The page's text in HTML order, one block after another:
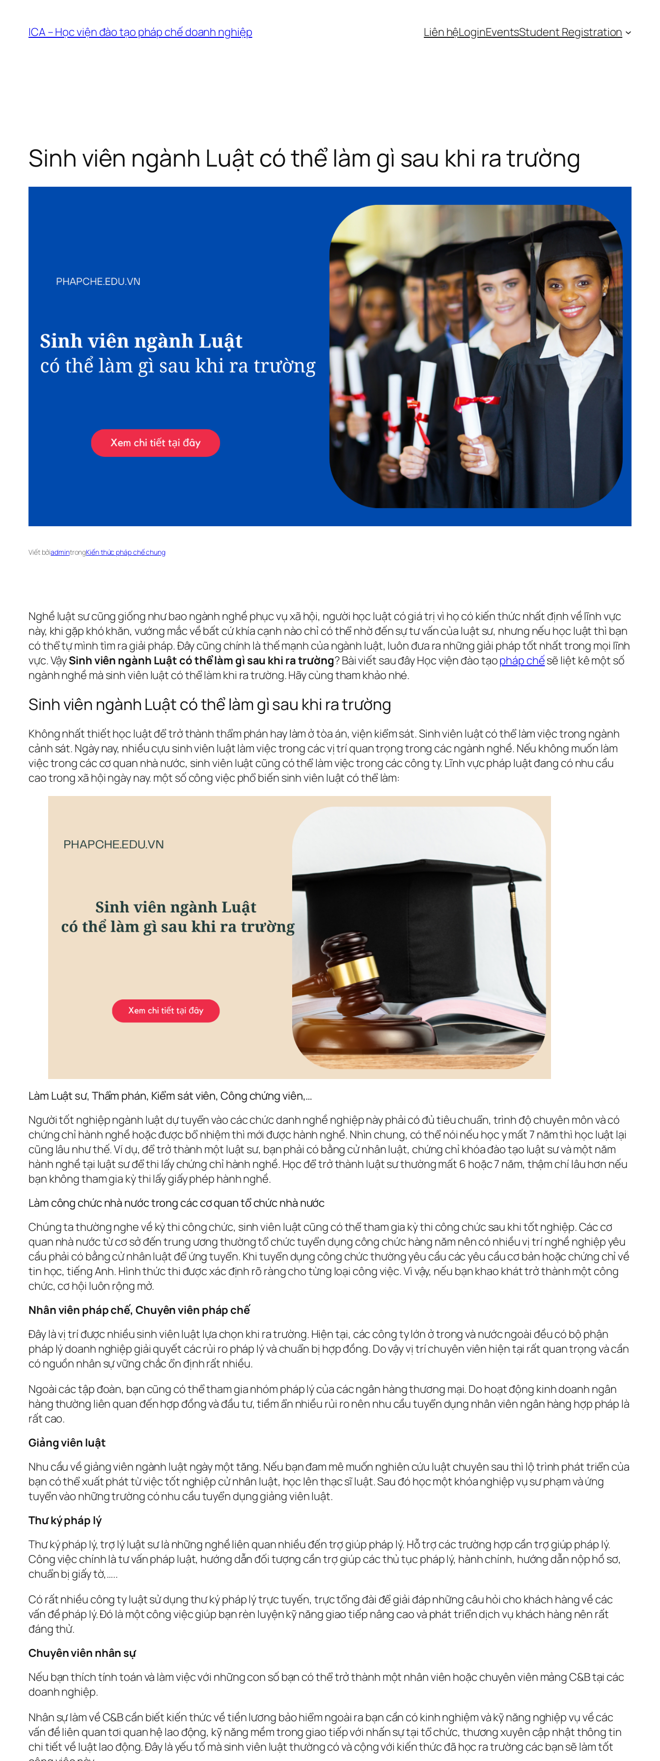
ICA – Học viện đào tạo pháp chế doanh nghiệp Liên hệLoginEventsStudent Registration
Sinh viên ngành Luật có thể làm gì sau khi ra trường
Viết bởiadmintrongKiến thức pháp chế chung
Nghề luật sư cũng giống như bao ngành nghề phục vụ xã hội, người học luật có giá trị vì họ có kiến ​​thức nhất định về lĩnh vực
này, khi gặp khó khăn, vướng mắc về bất cứ khía cạnh nào chỉ có thể nhờ đến sự tư vấn của luật sư, nhưng nếu học luật thì bạn
có thể tự mình tìm ra giải pháp. Đây cũng chính là thế mạnh của ngành luật, luôn đưa ra những giải pháp tốt nhất trong mọi lĩnh
vực. VậySinh viên ngành Luật có thể làm gì sau khi ra trường? Bài viết sau đây Học viện đào tạopháp chếsẽ liệt kê một số
ngành nghề mà sinh viên luật có thể làm khi ra trường. Hãy cùng tham khảo nhé.
Sinh viên ngành Luật có thể làm gì sau khi ra trường
Không nhất thiết học luật để trở thành thẩm phán hay làm ở tòa án, viện kiểm sát. Sinh viên luật có thể làm việc trong ngành
cảnh sát. Ngày nay, nhiều cựu sinh viên luật làm việc trong các vị trí quan trọng trong các ngành nghề. Nếu không muốn làm
việc trong các cơ quan nhà nước, sinh viên luật cũng có thể làm việc trong các công ty. Lĩnh vực pháp luật đang có nhu cầu
cao trong xã hội ngày nay. một số công việc phổ biến sinh viên luật có thể làm:
Làm Luật sư, Thẩm phán, Kiểm sát viên, Công chứng viên,…
Người tốt nghiệp ngành luật dự tuyển vào các chức danh nghề nghiệp này phải có đủ tiêu chuẩn, trình độ chuyên môn và có
chứng chỉ hành nghề hoặc được bổ nhiệm thì mới được hành nghề. Nhìn chung, có thể nói nếu học y mất 7 năm thì học luật lại
cũng lâu như thế. Ví dụ, để trở thành một luật sư, bạn phải có bằng cử nhân luật, chứng chỉ khóa đào tạo luật sư và một năm
hành nghề tại luật sư để thi lấy chứng chỉ hành nghề. Học để trở thành luật sư thường mất 6 hoặc 7 năm, thậm chí lâu hơn nếu
bạn không tham gia kỳ thi lấy giấy phép hành nghề.
Làm công chức nhà nước trong các cơ quan tổ chức nhà nước
Chúng ta thường nghe về kỳ thi công chức, sinh viên luật cũng có thể tham gia kỳ thi công chức sau khi tốt nghiệp. Các cơ
quan nhà nước từ cơ sở đến trung ương thường tổ chức tuyển dụng công chức hàng năm nên có nhiều vị trí nghề nghiệp yêu
cầu phải có bằng cử nhân luật để ứng tuyển. Khi tuyển dụng công chức thường yêu cầu các yêu cầu cơ bản hoặc chứng chỉ về
tin học, tiếng Anh. Hình thức thi được xác định rõ ràng cho từng loại công việc. Vì vậy, nếu bạn khao khát trở thành một công
chức, cơ hội luôn rộng mở.
Nhân viên pháp chế, Chuyên viên pháp chế
Đây là vị trí được nhiều sinh viên luật lựa chọn khi ra trường. Hiện tại, các công ty lớn ở trong và nước ngoài đều có bộ phận
pháp lý doanh nghiệp giải quyết các rủi ro pháp lý và chuẩn bị hợp đồng. Do vậy vị trí chuyên viên hiện tại rất quan trọng và cần
có nguồn nhân sự vững chắc ổn định rất nhiều.
Ngoài các tập đoàn, bạn cũng có thể tham gia nhóm pháp lý của các ngân hàng thương mại. Do hoạt động kinh doanh ngân
hàng thường liên quan đến hợp đồng và đầu tư, tiềm ẩn nhiều rủi ro nên nhu cầu tuyển dụng nhân viên ngân hàng hợp pháp là
rất cao.
Giảng viên luật
Nhu cầu về giảng viên ngành luật ngày một tăng. Nếu bạn đam mê muốn nghiên cứu luật chuyên sau thì lộ trình phát triển của
bạn có thể xuất phát từ việc tốt nghiệp cử nhân luật, học lên thạc sĩ luật. Sau đó học một khóa nghiệp vụ sư phạm và ứng
tuyển vào những trường có nhu cầu tuyển dụng giảng viên luật.
Thư ký pháp lý
Thư ký pháp lý, trợ lý luật sư là những nghề liên quan nhiều đến trợ giúp pháp lý. Hỗ trợ các trường hợp cần trợ giúp pháp lý.
Công việc chính là tư vấn pháp luật, hướng dẫn đối tượng cần trợ giúp các thủ tục pháp lý, hành chính, hướng dẫn nộp hồ sơ,
chuẩn bị giấy tờ,…..
Có rất nhiều công ty luật sử dụng thư ký pháp lý trực tuyến, trực tổng đài để giải đáp những câu hỏi cho khách hàng về các
vấn đề pháp lý. Đó là một công việc giúp bạn rèn luyện kỹ năng giao tiếp nâng cao và phát triển dịch vụ khách hàng nên rất
đáng thử.
Chuyên viên nhân sự
Nếu bạn thích tính toán và làm việc với những con số bạn có thể trở thành một nhân viên hoặc chuyên viên mảng C&B tại các
doanh nghiệp.
Nhân sự làm về C&B cần biết kiến thức về tiền lương bảo hiểm ngoài ra bạn cần có kinh nghiệm và kỹ năng nghiệp vụ về các
vấn đề liên quan tơi quan hệ lao động, kỹ năng mềm trong giao tiếp với nhấn sự tại tổ chức, thương xuyên cập nhật thông tin
chi tiết về luật lao động. Đây là yếu tố mà sinh viên luật thường có và cộng với kiến thức đã học ra trường các bạn sẽ làm tốt